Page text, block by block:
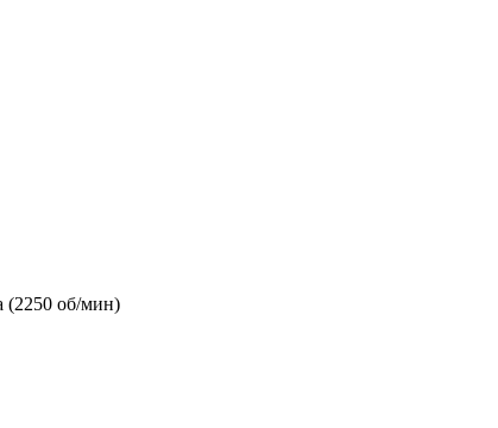
(2250 об/мин)